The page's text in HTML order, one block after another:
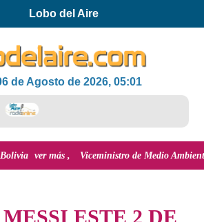
Lobo del Aire
de Agosto de 2026, 05:01
ver más Viceministro de Medio Ambiente,
ESTE 2 DE